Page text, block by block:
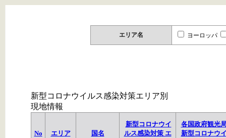
エリア名 ヨーロッパ
新型コロナウイルス感染対策エリア別
現地情報
No エリア 国名
新型コロナウイ
ルス感染対策 エ
各国政府観光
新型コロナウ